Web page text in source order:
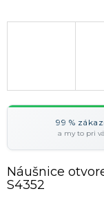
99 %
a my to pri
Náušnice
S4352